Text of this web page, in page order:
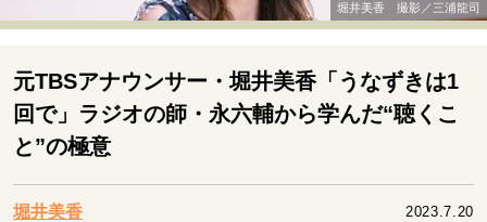
運命を変えた出会い 決断の裏側
挫折からの再起
プロフェッショナルの矜持
表現者の葛藤
人生が動いた日 10代の挫折と原点
キャリア・働き方
堀井美香 撮影／三浦龍司
元TBSアナウンサー・堀井美香「うなずきは1
回で」ラジオの師・永六輔から学んだ“聴くこ
と”の極意
堀井美香 2023.7.20